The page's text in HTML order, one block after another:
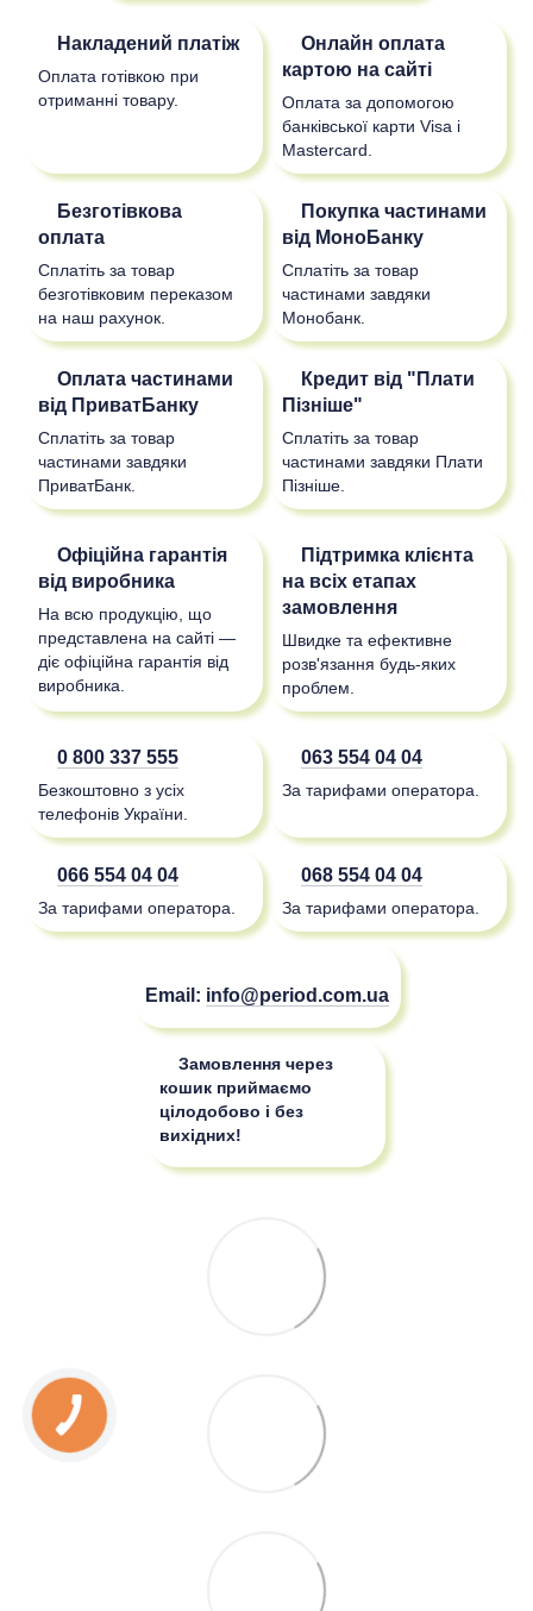
Накладений платіж
Оплата готівкою при
отриманні товару.
Онлайн оплата
картою на сайті
Оплата за допомогою
банківської карти Visa і
Mastercard.
Безготівкова
оплата
Сплатіть за товар
безготівковим переказом
на наш рахунок.
Покупка частинами
від МоноБанку
Сплатіть за товар
частинами завдяки
Монобанк.
Оплата частинами
від ПриватБанку
Сплатіть за товар
частинами завдяки
ПриватБанк.
Кредит від "Плати
Пізніше"
Сплатіть за товар
частинами завдяки Плати
Пізніше.
Офіційна гарантія
від виробника
На всю продукцію, що
представлена на сайті —
діє офіційна гарантія від
виробника.
Підтримка клієнта
на всіх етапах
замовлення
Швидке та ефективне
розв'язання будь-яких
проблем.
0 800 337 555
Безкоштовно з усіх
телефонів України.
063 554 04 04
За тарифами оператора.
066 554 04 04
За тарифами оператора.
068 554 04 04
За тарифами оператора.
Email: info@period.com.ua
Замовлення через
кошик приймаємо
цілодобово і без
вихідних!